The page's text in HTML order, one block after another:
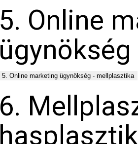
5. Online
5. Online marketing ügynökség - mellplasztika
6.